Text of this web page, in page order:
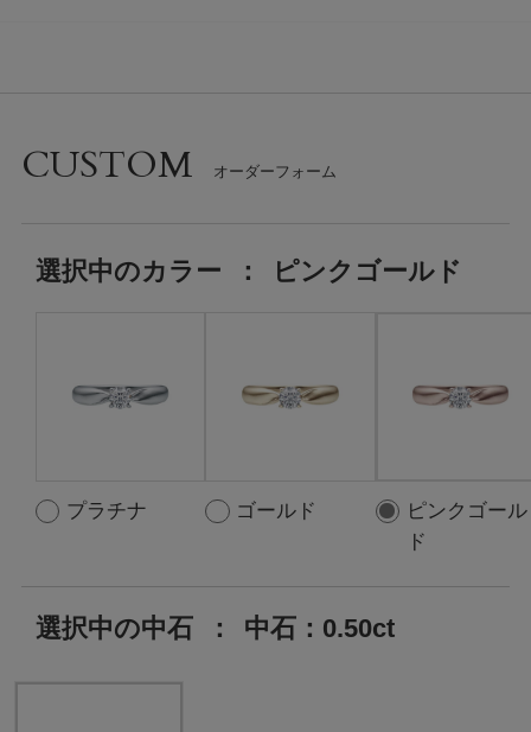
CUSTOM
選択中のカラー ： ピンクゴールド
プラチナ ゴールド
ピンクゴール
ド
選択中の中石 ： 中石：0.50ct